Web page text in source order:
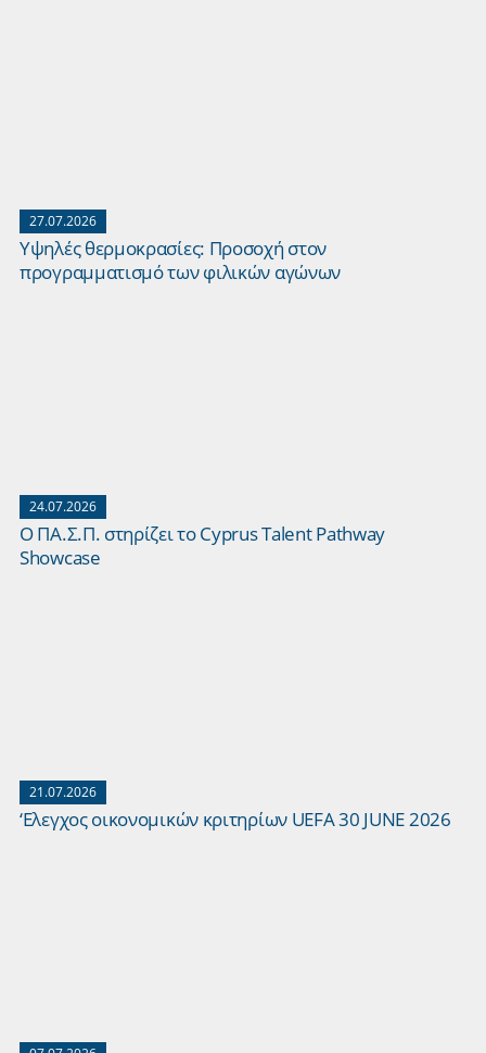
27.07.2026
Yψηλές θερμοκρασίες: Προσοχή στον
προγραμματισμό των φιλικών αγώνων
24.07.2026
Ο ΠΑ.Σ.Π. στηρίζει το Cyprus Talent Pathway
Showcase
21.07.2026
‘Ελεγχος οικονομικών κριτηρίων UEFA 30 JUNE 2026